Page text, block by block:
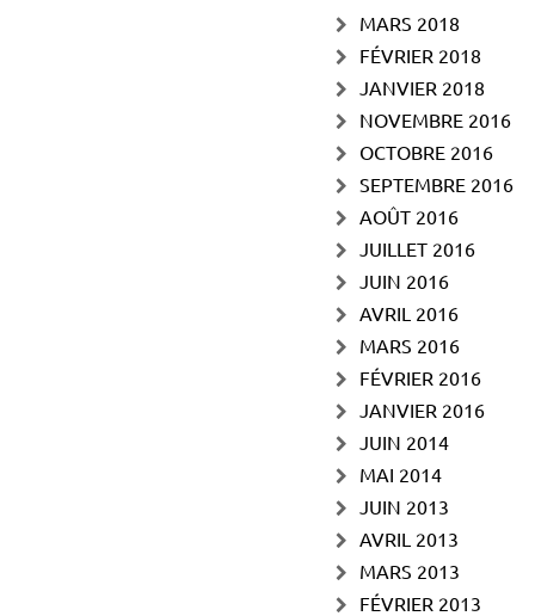
MARS 2018
FÉVRIER 2018
JANVIER 2018
NOVEMBRE 2016
OCTOBRE 2016
SEPTEMBRE 2016
AOÛT 2016
JUILLET 2016
JUIN 2016
AVRIL 2016
MARS 2016
FÉVRIER 2016
JANVIER 2016
JUIN 2014
MAI 2014
JUIN 2013
AVRIL 2013
MARS 2013
FÉVRIER 2013